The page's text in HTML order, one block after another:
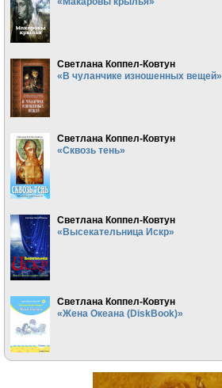
Светлана Коппел-Ковтун
«В чуланчике изношенных вещей»
Светлана Коппел-Ковтун
«Сквозь тень»
Светлана Коппел-Ковтун
«Высекательница Искр»
Светлана Коппел-Ковтун
«Жена Океана (DiskBook)»